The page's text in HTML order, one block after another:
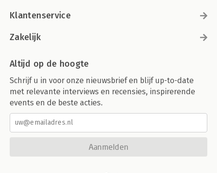
Klantenservice
Zakelijk
Altijd op de hoogte
Schrijf u in voor onze nieuwsbrief en blijf up-to-date
met relevante interviews en recensies, inspirerende
events en de beste acties.
Aanmelden